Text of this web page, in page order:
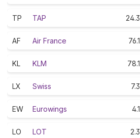
TP TAP 24.3
AF Air France 76.1
KL KLM 78.1
LX Swiss 7.3
EW Eurowings 4.1
LO LOT 2.3